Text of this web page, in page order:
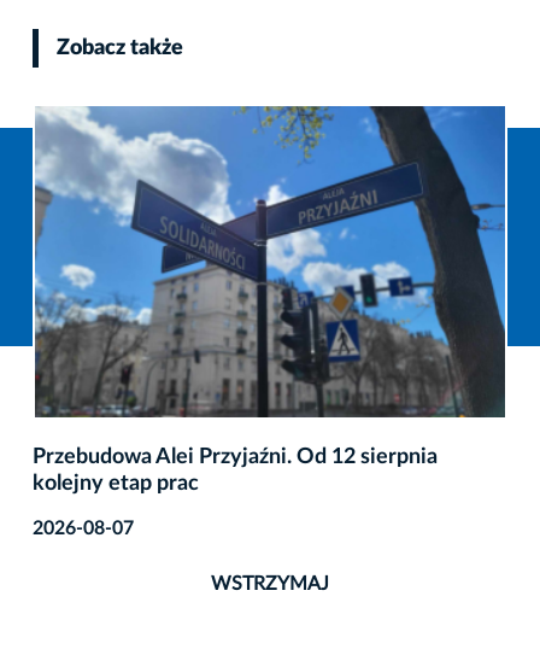
Zobacz także
Przebudowa Alei Przyjaźni. Od 12 sierpnia
kolejny etap prac
2026-08-07
WSTRZYMAJ